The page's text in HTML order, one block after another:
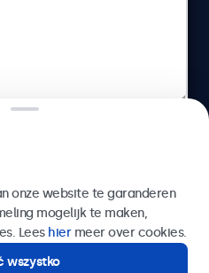
22 397 04 43
onze website te garanderen
mogelijk te maken,
Lees hiermeer over cookies.
wszystko